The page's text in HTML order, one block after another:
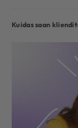
Kuidas saan